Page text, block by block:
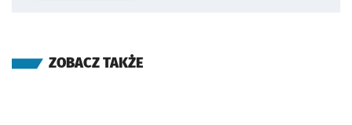
ZOBACZ TAKŻE